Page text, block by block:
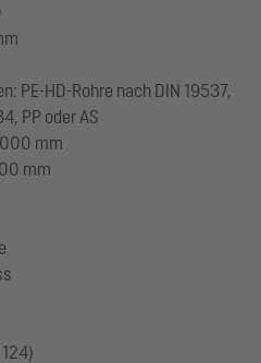
PE-HD-Rohre nach DIN 19537,
PP oder AS
mm
mm